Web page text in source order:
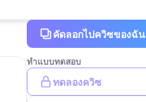
คัดลอกไปควิซของฉัน
ทำแบบทดสอบ
ทดลองควิซ